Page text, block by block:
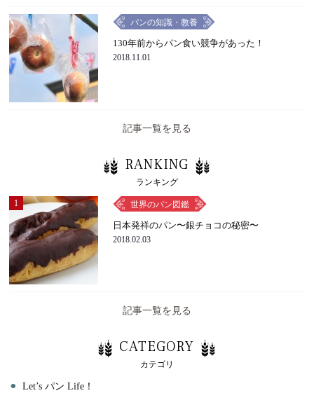
パンの知識・教養
130年前からパン食い競争があった！
2018.11.01
記事一覧を見る
RANKING
ランキング
1 世界のパン図鑑
日本発祥のパン〜銀チョコの秘密〜
2018.02.03
記事一覧を見る
CATEGORY
カテゴリ
⚫︎ Let’s パン Life！